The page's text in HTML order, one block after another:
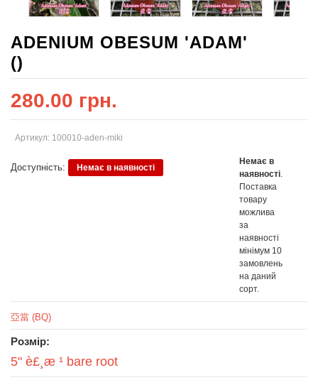
ADENIUM OBESUM 'ADAM'
()
280.00 грн.
Артикул: 100010-aden-miki
Доступність: Немає в наявності
Немає в
наявності
Поставка
товару
можлива
за
наявності
мінімум 10
замовлень
на даний
сорт.
亞當 (BQ)
Розмір:
5" è£¸æ ¹ bare root